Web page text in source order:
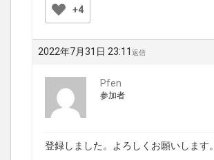
+4
2022年7月31日 23:11 返信
Pfen
参加者
登録しました。よろしくお願いします。